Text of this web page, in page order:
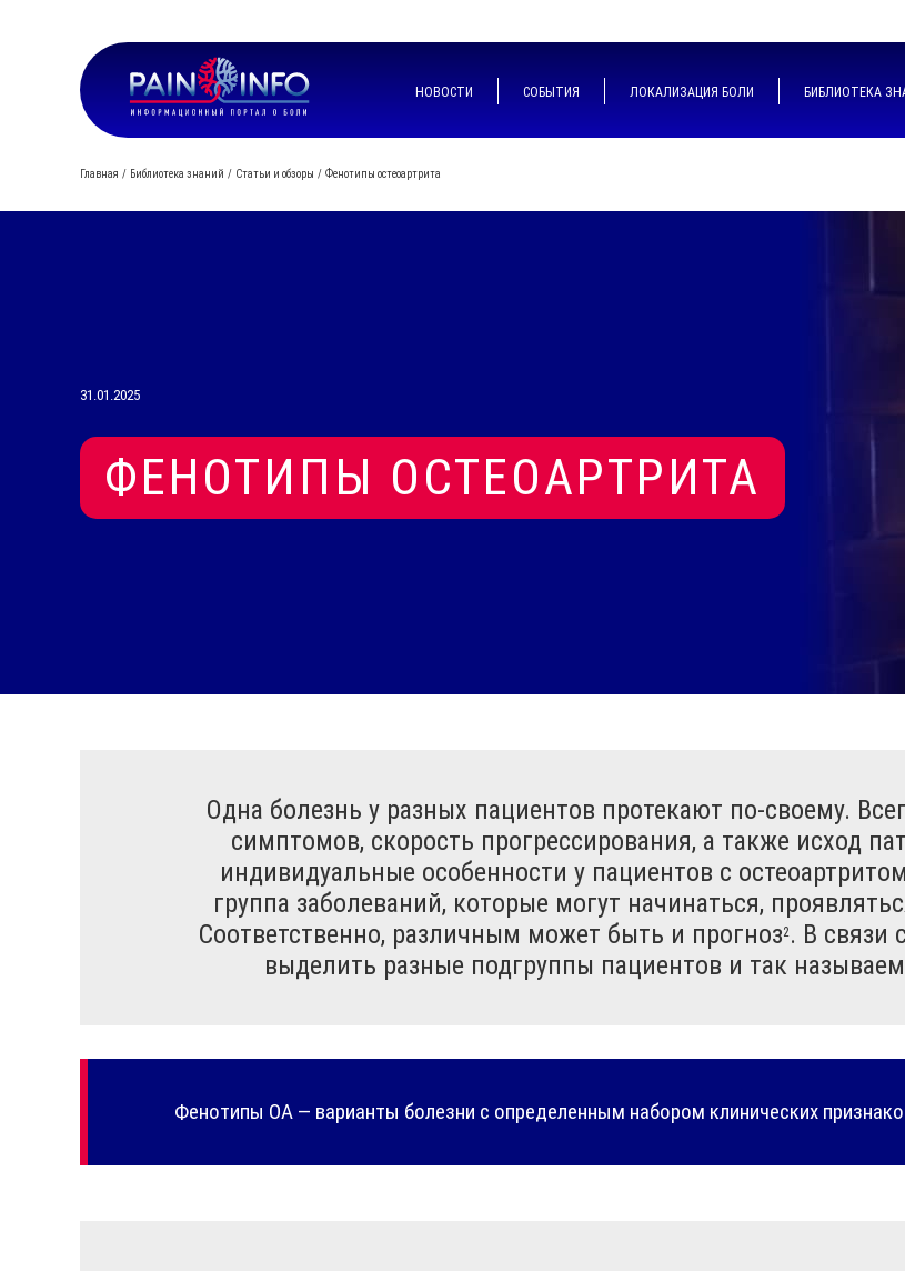
НОВОСТИ СОБЫТИЯ ЛОКАЛИЗАЦИЯ БОЛИ БИБЛИОТЕКА
Главная Библиотека знаний Статьи и обзоры Фенотипы остеоартрита
31.01.2025
ФЕНОТИПЫ ОСТЕОАРТРИТА
Одна болезнь у разных пациентов протекают по-своему.
симптомов, скорость прогрессирования, а также исход
индивидуальные особенности у пациентов с
группа заболеваний, которые могут начинаться,
Соответственно, различным может быть и прогноз2. В связи
выделить разные подгруппы пациентов и так
Фенотипы ОА — варианты болезни с определенным набором клинических